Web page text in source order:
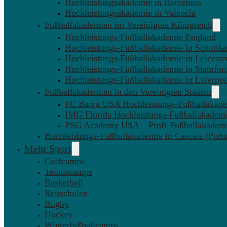
Hochleistungsakademie in Valencia
Fußballakademien im Vereinigten Königreich
Hochleistungs-Fußballakademie England
Hochleistungs-Fußballakademie in
Hochleistungs-Fußballakademie in
Hochleistungs-Fußballakademie in
Hochleistungs-Fußballakademie in
Fußballakademien in den Vereinigten Staaten
FC Barça USA Hochleistungs-
IMG Florida Hochleistungs-
PSG Academy USA – Profi-
Hochleistungs-Fußballakademie in Cascais
Mehr Sport
Golfcamps
Tenniscamps
Basketball
Reitschulen
Rugby
Hockey
Winterfußballcamps